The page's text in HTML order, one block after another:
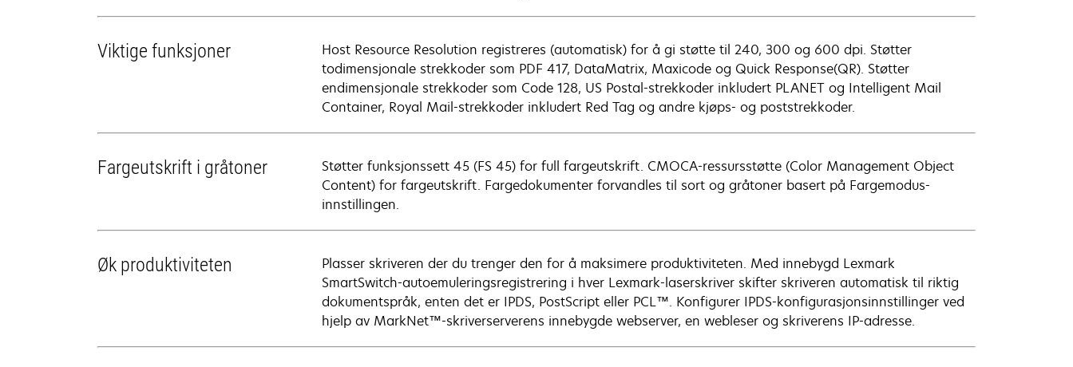
Viktige funksjoner
Host Resource Resolution registreres (automatisk) for å gi støtte til 240, 300 og 600 dpi. Støtter
todimensjonale strekkoder som PDF 417, DataMatrix, Maxicode og Quick Response(QR). Støtter
endimensjonale strekkoder som Code 128, US Postal-strekkoder inkludert PLANET og Intelligent Mail
Container, Royal Mail-strekkoder inkludert Red Tag og andre kjøps- og poststrekkoder.
Fargeutskrift i gråtoner
Støtter funksjonssett 45 (FS 45) for full fargeutskrift. CMOCA-ressursstøtte (Color Management Object
Content) for fargeutskrift. Fargedokumenter forvandles til sort og gråtoner basert på Fargemodus-
innstillingen.
Øk produktiviteten
Plasser skriveren der du trenger den for å maksimere produktiviteten. Med innebygd Lexmark
SmartSwitch-autoemuleringsregistrering i hver Lexmark-laserskriver skifter skriveren automatisk til riktig
dokumentspråk, enten det er IPDS, PostScript eller PCL™. Konfigurer IPDS-konfigurasjonsinnstillinger ved
hjelp av MarkNet™-skriverserverens innebygde webserver, en webleser og skriverens IP-adresse.